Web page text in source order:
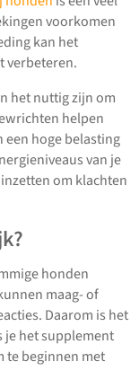
voorkomen
kan het
verbeteren.
het nuttig zijn om
helpen
hoge belasting
van je
om klachten
honden
maag- of
Daarom is het
je het supplement
te beginnen met